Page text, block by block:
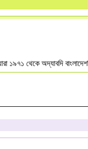
১৯৭১ থেকে অদ্যাবদি